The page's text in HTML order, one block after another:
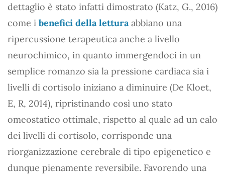
dettaglio è stato infatti dimostrato (Katz, G., 2016)
come i benefici della letturaabbiano una
ripercussione terapeutica anche a livello
neurochimico, in quanto immergendoci in un
semplice romanzo sia la pressione cardiaca sia i
livelli di cortisolo iniziano a diminuire (De Kloet,
E, R, 2014), ripristinando così uno stato
omeostatico ottimale, rispetto al quale ad un calo
dei livelli di cortisolo, corrisponde una
riorganizzazione cerebrale di tipo epigenetico e
dunque pienamente reversibile. Favorendo una